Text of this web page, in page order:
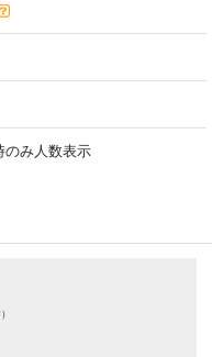
のみ人数表示